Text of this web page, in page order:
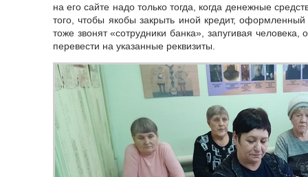
на его сайте надо только тогда, когда денежные
того, чтобы якобы закрыть иной кредит,
тоже звонят «сотрудники банка», запугивая человека,
перевести на указанные реквизиты.